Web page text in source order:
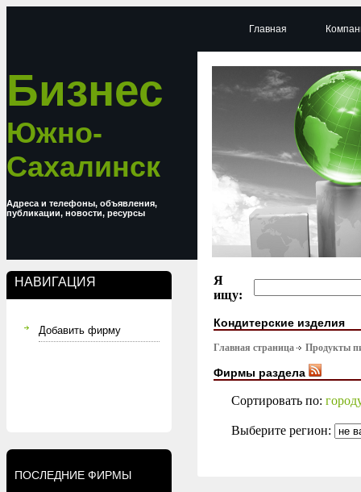
Бизнес
Южно-
Сахалинск
Адреса и телефоны, объявления,
публикации, новости, ресурсы
НАВИГАЦИЯ
Добавить фирму
ПОСЛЕДНИЕ ФИРМЫ
Главная
Я
ищу:
Кондитерские изделия
Главная страница Продукты
Фирмы раздела
Сортировать по:
Выберите регион: